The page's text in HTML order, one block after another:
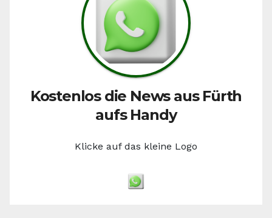
Kostenlos die News aus Fürth
aufs Handy
Klicke auf das kleine Logo